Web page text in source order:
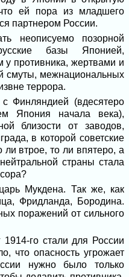
ей пора из младшего
партнером России.
неописуемо позорной
базы Японией,
противника, жертвами и
смуты, межнациональных
террора.
Финляндией (вдесятеро
Япония начала века),
близости от заводов,
в которой советские
втрое, то ли впятеро, а
страны стала
Мукдена. Так же, как
Фридланда, Бородина.
поражений от сильного
го стали для России
что опасность угрожает
нужно было только